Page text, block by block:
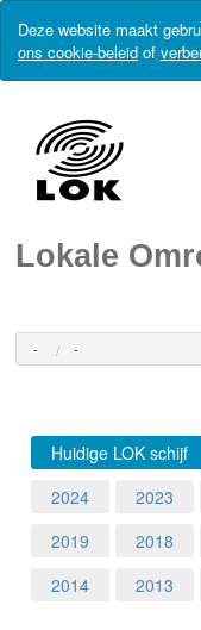
Deze website maakt
ons cookie-beleid of
Lokale
- -
Login
Home
Programma's
Huidige LOK schijf
2024
2023
2019
2018
2014
2013